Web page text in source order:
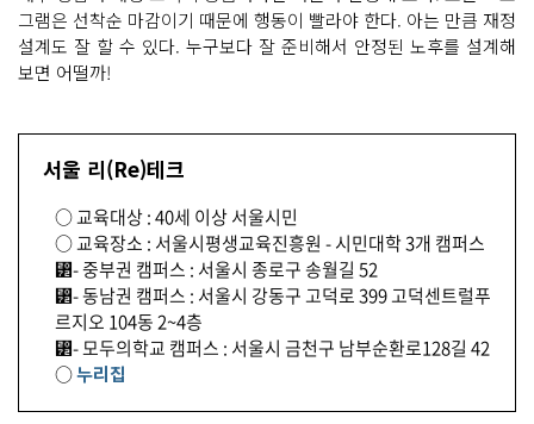
그램은 선착순 마감이기 때문에 행동이 빨라야 한다. 아는 만큼 재정
설계도 잘 할 수 있다. 누구보다 잘 준비해서 안정된 노후를 설계해
보면 어떨까!
서울 리(Re)테크
○ 교육대상 : 40세 이상 서울시민
○ 교육장소 : 서울시평생교육진흥원 - 시민대학 3개 캠퍼스
⁲- 중부권 캠퍼스 : 서울시 종로구 송월길 52
⁲- 동남권 캠퍼스 : 서울시 강동구 고덕로 399 고덕센트럴푸
르지오 104동 2~4층
⁲- 모두의학교 캠퍼스 : 서울시 금천구 남부순환로128길 42
○누리집